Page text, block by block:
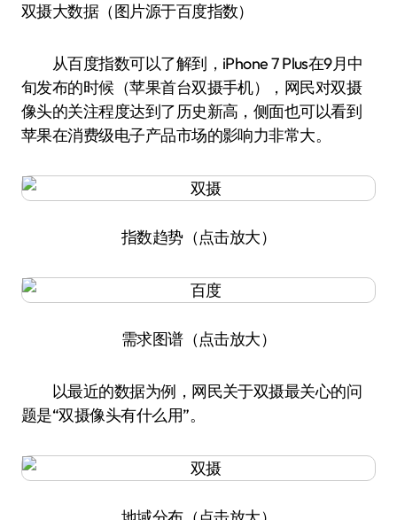
双摄大数据（图片源于百度指数）
从百度指数可以了解到，iPhone 7 Plus在9月中
旬发布的时候（苹果首台双摄手机），网民对双摄
像头的关注程度达到了历史新高，侧面也可以看到
苹果在消费级电子产品市场的影响力非常大。
指数趋势（点击放大）
需求图谱（点击放大）
以最近的数据为例，网民关于双摄最关心的问
题是“双摄像头有什么用”。